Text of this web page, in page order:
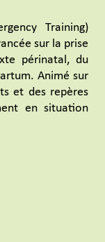
Training)
sur la prise
périnatal, du
Animé sur
et des repères
en situation